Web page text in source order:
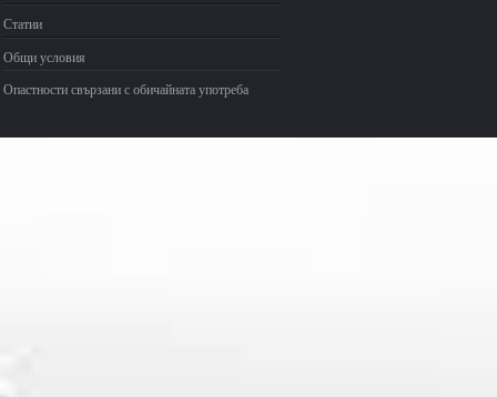
Статии
Общи условия
Опастности свързани с обичайната употреба